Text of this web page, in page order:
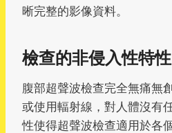
晰完整的影像資料。
檢查的非侵入性特性
腹部超聲波檢查完全無痛無
或使用輻射線，對人體沒有
性使得超聲波檢查適用於各